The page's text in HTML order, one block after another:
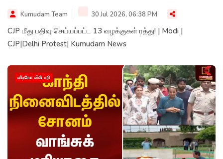
Kumudam Team 30 Jul 2026, 06:38 PM
CJP மீது பதிவு செய்யப்பட்ட 13 வழக்குகள் ரத்து! | Modi |
CJP|Delhi Protest| Kumudam News
வீடியோ ஸ்டோரி